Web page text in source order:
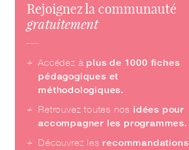
Rejoignez la communauté
gratuitement
Accédez à plus de 1000 fiches
pédagogiques et
méthodologiques.
Retrouvez toutes nos idées pour
accompagner les programmes.
Découvrez les recommandations